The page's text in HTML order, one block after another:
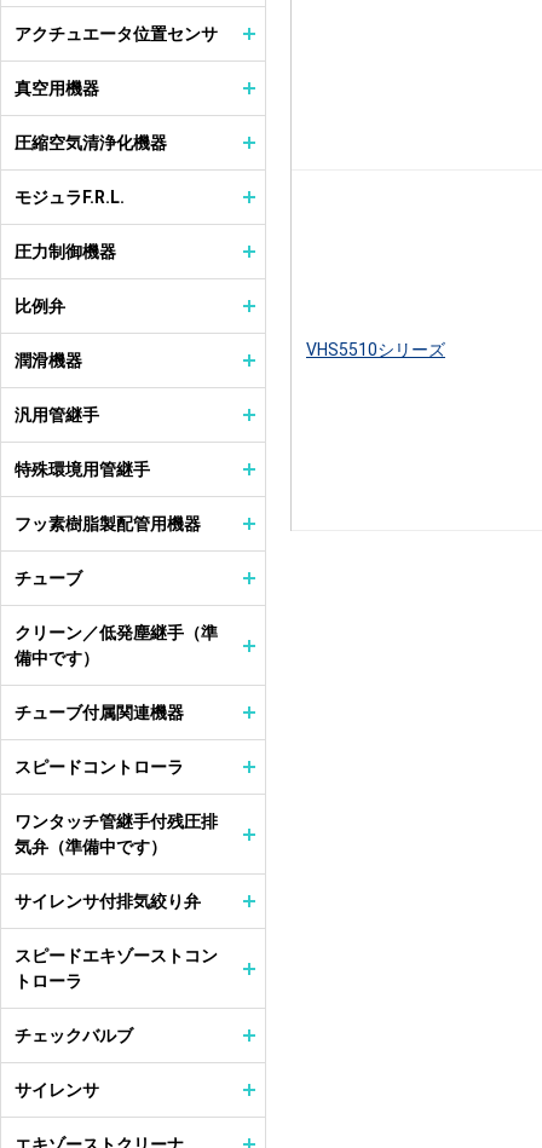
VHS5510シリーズ
アクチュエータ位置センサ
真空用機器
圧縮空気清浄化機器
モジュラF.R.L.
圧力制御機器
比例弁
潤滑機器
汎用管継手
特殊環境用管継手
フッ素樹脂製配管用機器
チューブ
クリーン／低発塵継手（準
備中です）
チューブ付属関連機器
スピードコントローラ
ワンタッチ管継手付残圧排
気弁（準備中です）
サイレンサ付排気絞り弁
スピードエキゾーストコン
トローラ
チェックバルブ
サイレンサ